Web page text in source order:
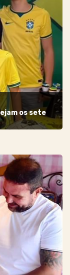
os sete